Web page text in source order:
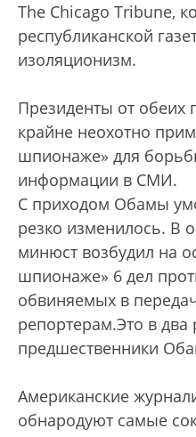
The Chicago Tribune,
республиканской
изоляционизм.
Президенты от обеих
крайне неохотно
шпионаже» для
информации в СМИ.
С приходом Обамы
резко изменилось. В
минюст возбудил на
шпионаже» 6 дел
обвиняемых в
репортерам.Это в
предшественники
Американские
обнародуют самые